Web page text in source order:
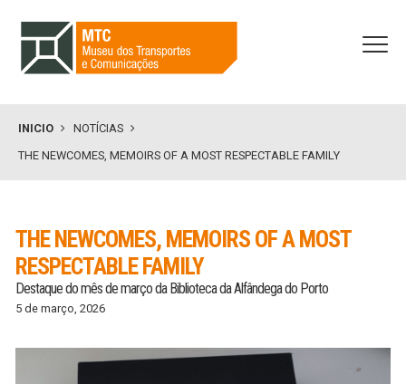
INICIO
NOTÍCIAS
THE NEWCOMES, MEMOIRS OF A MOST RESPECTABLE FAMILY
THE NEWCOMES, MEMOIRS OF A MOST
RESPECTABLE FAMILY
Destaque do mês de março da Biblioteca da Alfândega do Porto
5 de março, 2026